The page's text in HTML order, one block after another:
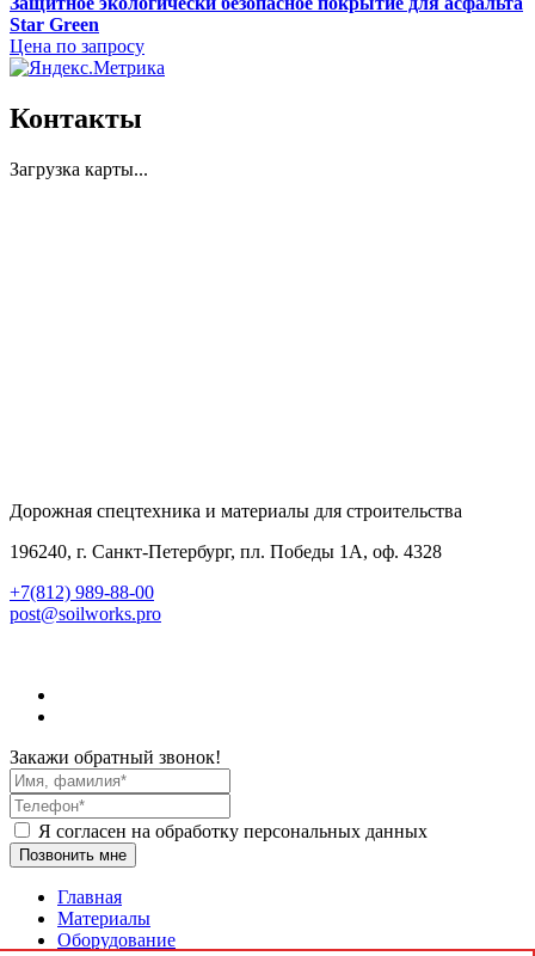
Star Green
Цена по запросу
Контакты
Загрузка карты...
Дорожная спецтехника и материалы для строительства
196240, г. Санкт-Петербург, пл. Победы 1А, оф. 4328
+7(812) 989-88-00
post@soilworks.pro
Закажи обратный звонок!
Я согласен на обработку персональных данных
Позвонить мне
Главная
Материалы
Оборудование